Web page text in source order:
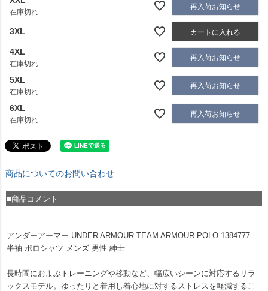
在庫切れ
再入荷お知らせ
3XL カートに入れる
4XL
在庫切れ
再入荷お知らせ
5XL
在庫切れ
再入荷お知らせ
6XL
在庫切れ
再入荷お知らせ
商品についてのお問い合わせ
■商品コメント
アンダーアーマー UNDER ARMOUR TEAM ARMOUR POLO 1384777
半袖 ポロシャツ メンズ 男性 紳士
長時間におよぶトレーニングや移動など、幅広いシーンに対応するリラ
ックスモデル。ゆったりと着用し着心地に対するストレスを軽減するこ